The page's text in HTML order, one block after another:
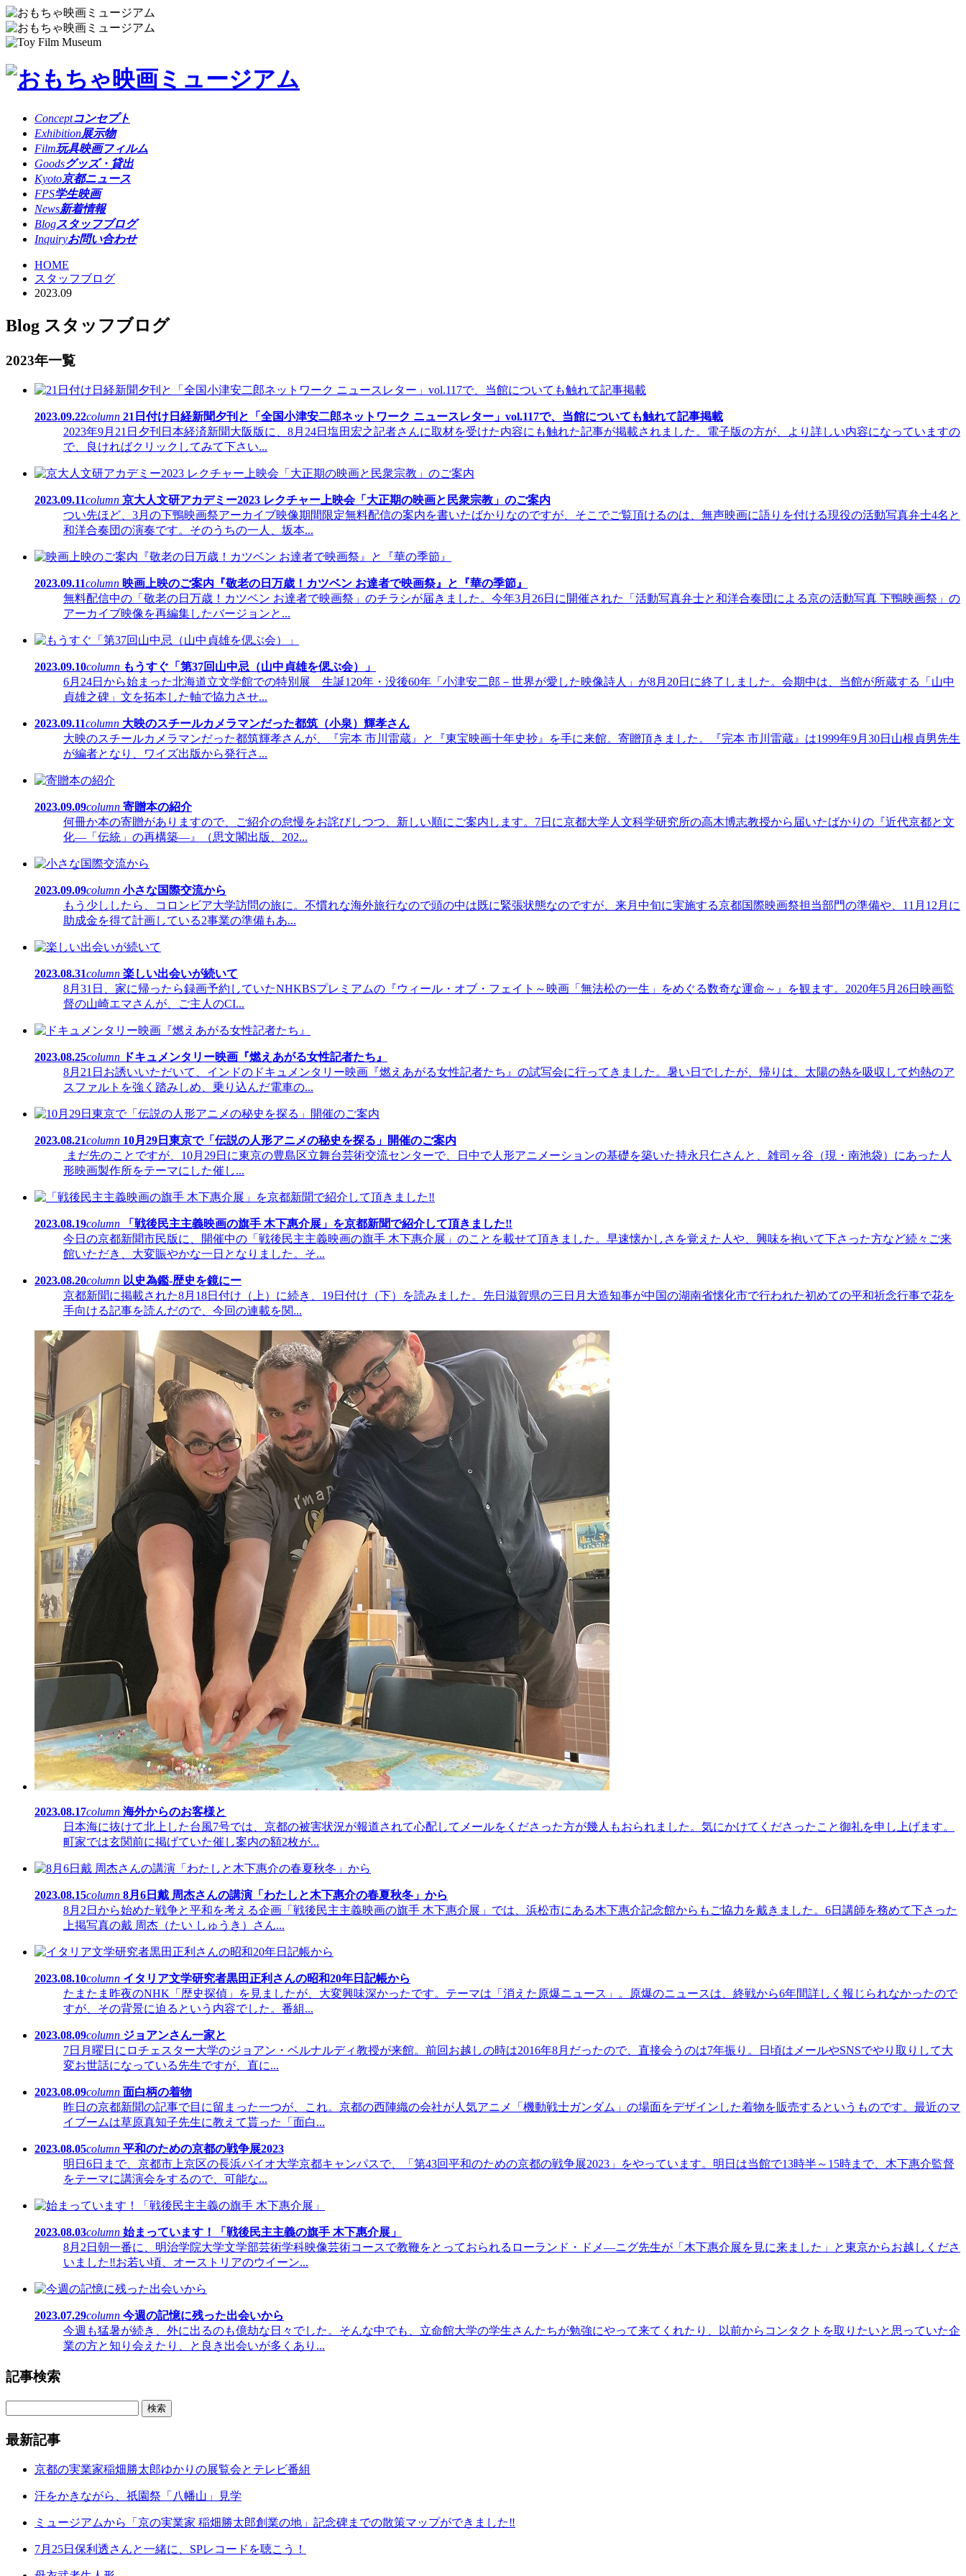
Conceptコンセプト
Exhibition展示物
Film玩具映画フィルム
Goodsグッズ・貸出
Kyoto京都ニュース
FPS学生映画
News新着情報
Blogスタッフブログ
Inquiryお問い合わせ
HOME
スタッフブログ
2023.09
Blog スタッフブログ
2023年一覧
2023.09.22column 21日付け日経新聞夕刊と「全国小津安二郎ネットワーク ニュースレター」vol.117で、当館についても触れて記事掲載
2023年9月21日夕刊日本経済新聞大阪版に、8月24日塩田宏之記者さんに取材を受けた内容にも触れた記事が掲載されました。電子版の方が、より詳しい内容になっていますの
で、良ければクリックしてみて下さい...
2023.09.11column 京大人文研アカデミー2023 レクチャー上映会「大正期の映画と民衆宗教」のご案内
つい先ほど、3月の下鴨映画祭アーカイブ映像期間限定無料配信の案内を書いたばかりなのですが、そこでご覧頂けるのは、無声映画に語りを付ける現役の活動写真弁士4名と
和洋合奏団の演奏です。そのうちの一人、坂本...
2023.09.11column 映画上映のご案内『敬老の日万歳！カツベン お達者で映画祭』と『華の季節』
無料配信中の「敬老の日万歳！カツベン お達者で映画祭」のチラシが届きました。今年3月26日に開催された「活動写真弁士と和洋合奏団による京の活動写真 下鴨映画祭」の
アーカイブ映像を再編集したバージョンと...
2023.09.10column もうすぐ「第37回山中忌（山中貞雄を偲ぶ会）」
6月24日から始まった北海道立文学館での特別展 生誕120年・没後60年「小津安二郎－世界が愛した映像詩人」が8月20日に終了しました。会期中は、当館が所蔵する「山中
貞雄之碑」文を拓本した軸で協力させ...
2023.09.11column 大映のスチールカメラマンだった都筑（小泉）輝孝さん
大映のスチールカメラマンだった都筑輝孝さんが、『完本 市川雷蔵』と『東宝映画十年史抄』を手に来館。寄贈頂きました。『完本 市川雷蔵』は1999年9月30日山根貞男先生
が編者となり、ワイズ出版から発行さ...
2023.09.09column 寄贈本の紹介
何冊か本の寄贈がありますので、ご紹介の怠慢をお詫びしつつ、新しい順にご案内します。7日に京都大学人文科学研究所の高木博志教授から届いたばかりの『近代京都と文
化―「伝統」の再構築―』（思文閣出版、202...
2023.09.09column 小さな国際交流から
もう少ししたら、コロンビア大学訪問の旅に。不慣れな海外旅行なので頭の中は既に緊張状態なのですが、来月中旬に実施する京都国際映画祭担当部門の準備や、11月12月に
助成金を得て計画している2事業の準備もあ...
2023.08.31column 楽しい出会いが続いて
8月31日、家に帰ったら録画予約していたNHKBSプレミアムの『ウィール・オブ・フェイト～映画「無法松の一生」をめぐる数奇な運命～』を観ます。2020年5月26日映画監
督の山崎エマさんが、ご主人のCI...
2023.08.25column
ドキュメンタリー映画『燃えあがる女性記者たち』
8月21日お誘いいただいて、インドのドキュメンタリー映画『燃えあがる女性記者たち』の試写会に行ってきました。暑い日でしたが、帰りは、太陽の熱を吸収して灼熱のア
スファルトを強く踏みしめ、乗り込んだ電車の...
2023.08.21column 10月29日東京で「伝説の人形アニメの秘史を探る」開催のご案内
まだ先のことですが、10月29日に東京の豊島区立舞台芸術交流センターで、日中で人形アニメーションの基礎を築いた持永只仁さんと、雑司ヶ谷（現・南池袋）にあった人
形映画製作所をテーマにした催し...
2023.08.19column
「戦後民主主義映画の旗手 木下惠介展」を京都新聞で紹介して頂きました‼
今日の京都新聞市民版に、開催中の「戦後民主主義映画の旗手 木下惠介展」のことを載せて頂きました。早速懐かしさを覚えた人や、興味を抱いて下さった方など続々ご来
館いただき、大変賑やかな一日となりました。そ...
2023.08.20column 以史為鑑-歴史を鏡にー
京都新聞に掲載された8月18日付け（上）に続き、19日付け（下）を読みました。先日滋賀県の三日月大造知事が中国の湖南省懐化市で行われた初めての平和祈念行事で花を
手向ける記事を読んだので、今回の連載を関...
2023.08.17column 海外からのお客様と
日本海に抜けて北上した台風7号では、京都の被害状況が報道されて心配してメールをくださった方が幾人もおられました。気にかけてくださったこと御礼を申し上げます。
町家では玄関前に掲げていた催し案内の額2枚が...
2023.08.15column 8月6日戴 周杰さんの講演「わたしと木下惠介の春夏秋冬」から
8月2日から始めた戦争と平和を考える企画「戦後民主主義映画の旗手 木下惠介展」では、浜松市にある木下惠介記念館からもご協力を戴きました。6日講師を務めて下さった
上掲写真の戴 周杰（たい しゅうき）さん...
2023.08.10column イタリア文学研究者黒田正利さんの昭和20年日記帳から
たまたま昨夜のNHK「歴史探偵」を見ましたが、大変興味深かったです。テーマは「消えた原爆ニュース」。原爆のニュースは、終戦から6年間詳しく報じられなかったので
すが、その背景に迫るという内容でした。番組...
2023.08.09column ジョアンさん一家と
7日月曜日にロチェスター大学のジョアン・ベルナルディ教授が来館。前回お越しの時は2016年8月だったので、直接会うのは7年振り。日頃はメールやSNSでやり取りして大
変お世話になっている先生ですが、直に...
2023.08.09column 面白柄の着物
昨日の京都新聞の記事で目に留まった一つが、これ。京都の西陣織の会社が人気アニメ「機動戦士ガンダム」の場面をデザインした着物を販売するというものです。最近のマ
イブームは草原真知子先生に教えて貰った「面白...
2023.08.05column 平和のための京都の戦争展2023
明日6日まで、京都市上京区の長浜バイオ大学京都キャンパスで、「第43回平和のための京都の戦争展2023」をやっています。明日は当館で13時半～15時まで、木下惠介監督
をテーマに講演会をするので、可能な...
2023.08.03column 始まっています！「戦後民主主義の旗手 木下惠介展」
8月2日朝一番に、明治学院大学文学部芸術学科映像芸術コースで教鞭をとっておられるローランド・ドメ―ニグ先生が「木下惠介展を見に来ました」と東京からお越しくださ
いました‼お若い頃、オーストリアのウイーン...
2023.07.29column 今週の記憶に残った出会いから
今週も猛暑が続き、外に出るのも億劫な日々でした。そんな中でも、立命館大学の学生さんたちが勉強にやって来てくれたり、以前からコンタクトを取りたいと思っていた企
業の方と知り会えたり、と良き出会いが多くあり...
記事検索
最新記事
京都の実業家稲畑勝太郎ゆかりの展覧会とテレビ番組
汗をかきながら、祇園祭「八幡山」見学
ミュージアムから「京の実業家 稲畑勝太郎創業の地」記念碑までの散策マップができました‼
7月25日保利透さんと一緒に、SPレコードを聴こう！